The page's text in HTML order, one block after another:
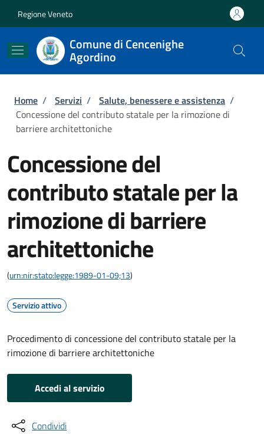
Regione Veneto
Comune di Cencenighe
Agordino
Briciole di pane
Home / Servizi / Salute, benessere e assistenza /
Concessione del contributo statale per la rimozione di
barriere architettoniche
Concessione del
contributo statale per la
rimozione di barriere
architettoniche
(urn:nir:stato:legge:1989-01-09;13)
Servizio attivo
Procedimento di concessione del contributo statale per la
rimozione di barriere architettoniche
Accedi al servizio
Condividi